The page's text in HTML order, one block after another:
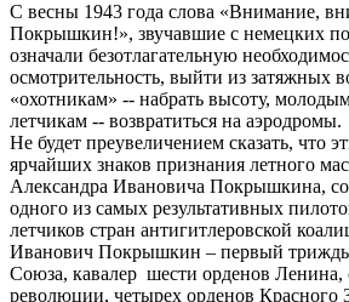
С весны 1943 года слова «Внимание,
Покрышкин!», звучавшие с немецких
означали безотлагательную
осмотрительность, выйти из затяжных
«охотникам» -- набрать высоту,
летчикам -- возвратиться на аэродромы.
Не будет преувеличением сказать, что
ярчайших знаков признания летного
Александра Ивановича Покрышкина,
одного из самых результативных
летчиков стран антигитлеровской
Иванович Покрышкин – первый трижды
Союза, кавалер шести орденов Ленина,
революции, четырех орденов Красного